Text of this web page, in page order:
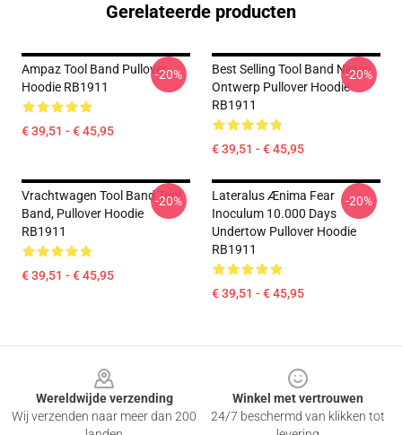
Gerelateerde producten
Ampaz Tool Band Pullover
Hoodie RB1911
€ 39,51 - € 45,95
-20%
Best Selling Tool Band Nieuw
Ontwerp Pullover Hoodie
RB1911
€ 39,51 - € 45,95
-20%
Vrachtwagen Tool Band Tool
Band, Pullover Hoodie
RB1911
€ 39,51 - € 45,95
-20%
Lateralus Ænima Fear
Inoculum 10.000 Days
Undertow Pullover Hoodie
RB1911
€ 39,51 - € 45,95
-20%
Wereldwijde verzending
Wij verzenden naar meer dan 200
Winkel met vertrouwen
24/7 beschermd van klikken tot